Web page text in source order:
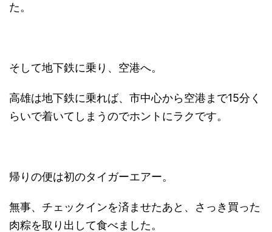
た。
そして地下鉄に乗り、空港へ。
高雄は地下鉄に乗れば、市中心から空港まで15分く
らいで着いてしまうのでホントにラクです。
帰りの便は初のタイガーエアー。
無事、チェックインを済ませたあと、さっき買った
肉粽を取り出して食べました。